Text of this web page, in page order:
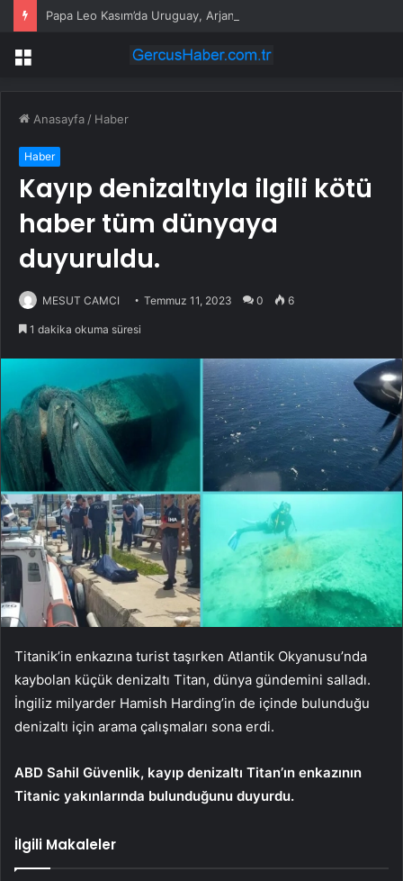
Menü
Anasayfa / Haber
Haber
Kayıp denizaltıyla ilgili kötü
haber tüm dünyaya
duyuruldu.
MESUT CAMCI Temmuz 11, 2023 0 6
1 dakika okuma süresi
Titanik’in enkazına turist taşırken Atlantik Okyanusu’nda
kaybolan küçük denizaltı Titan, dünya gündemini salladı.
İngiliz milyarder Hamish Harding’in de içinde bulunduğu
denizaltı için arama çalışmaları sona erdi.
ABD Sahil Güvenlik, kayıp denizaltı Titan’ın enkazının
Titanic yakınlarında bulunduğunu duyurdu.
İlgili Makaleler